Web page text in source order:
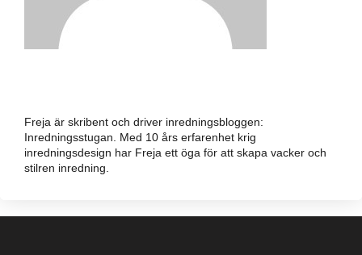
Freja är skribent och driver inredningsbloggen:
Inredningsstugan. Med 10 års erfarenhet krig
inredningsdesign har Freja ett öga för att skapa vacker och
stilren inredning.